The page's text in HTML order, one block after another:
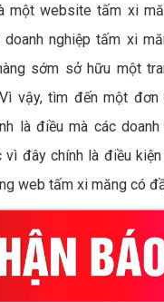
một website tấm xi
nghiệp tấm xi
sớm sở hữu một
vậy, tìm đến một
là điều mà các
vì đây chính là điều
web tấm xi măng có